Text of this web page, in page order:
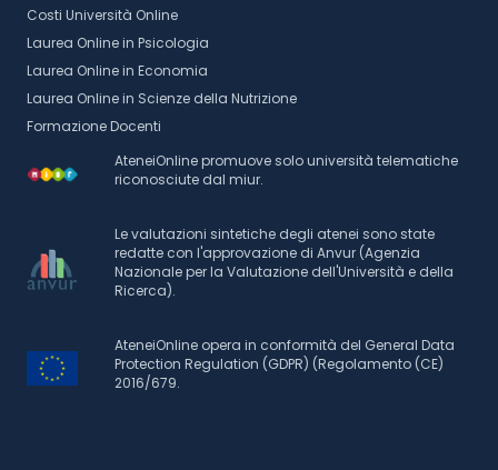
Costi Università Online
Laurea Online in Psicologia
Laurea Online in Economia
Laurea Online in Scienze della Nutrizione
Formazione Docenti
AteneiOnline promuove solo università telematiche
riconosciute dal miur.
Le valutazioni sintetiche degli atenei sono state
redatte con l'approvazione di Anvur (Agenzia
Nazionale per la Valutazione dell'Università e della
Ricerca).
AteneiOnline opera in conformità del General Data
Protection Regulation (GDPR) (Regolamento (CE)
2016/679.